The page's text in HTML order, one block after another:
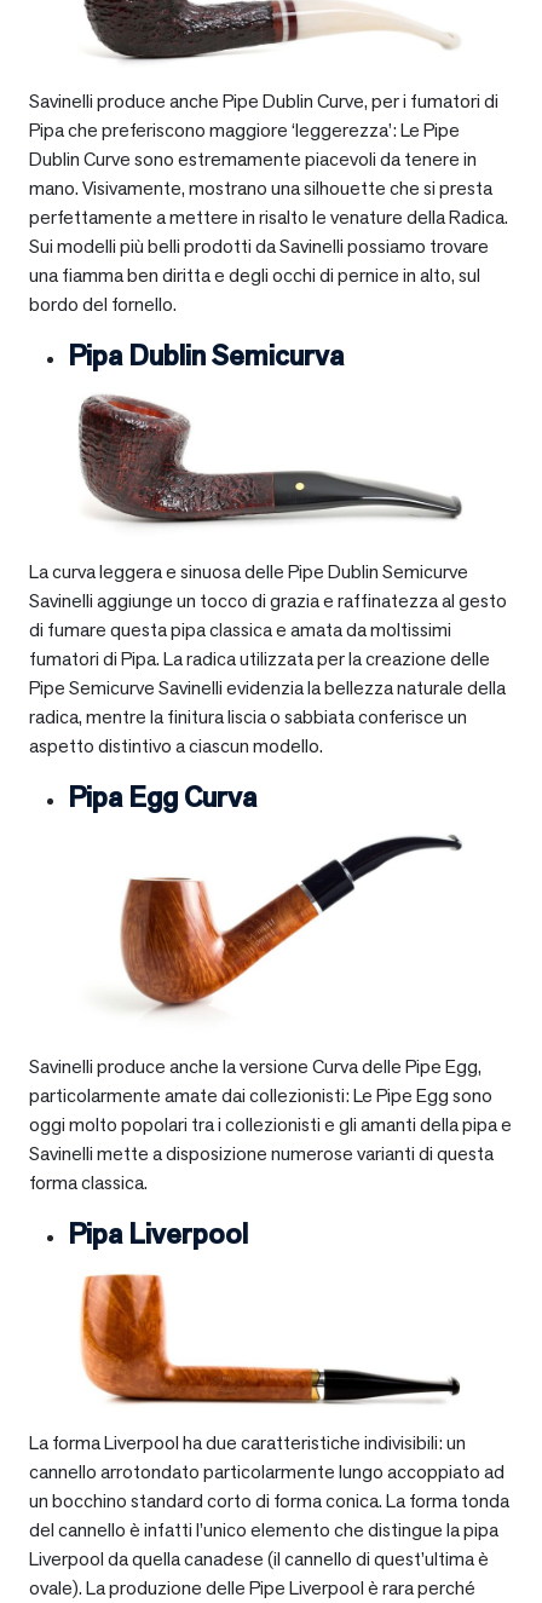
Savinelli produce anche Pipe Dublin Curve, per i fumatori di
Pipa che preferiscono maggiore ‘leggerezza’: Le Pipe
Dublin Curve sono estremamente piacevoli da tenere in
mano. Visivamente, mostrano una silhouette che si presta
perfettamente a mettere in risalto le venature della Radica.
Sui modelli più belli prodotti da Savinelli possiamo trovare
una fiamma ben diritta e degli occhi di pernice in alto, sul
bordo del fornello.
Pipa Dublin Semicurva
La curva leggera e sinuosa delle Pipe Dublin Semicurve
Savinelli aggiunge un tocco di grazia e raffinatezza al gesto
di fumare questa pipa classica e amata da moltissimi
fumatori di Pipa. La radica utilizzata per la creazione delle
Pipe Semicurve Savinelli evidenzia la bellezza naturale della
radica, mentre la finitura liscia o sabbiata conferisce un
aspetto distintivo a ciascun modello.
Pipa Egg Curva
Savinelli produce anche la versione Curva delle Pipe Egg,
particolarmente amate dai collezionisti: Le Pipe Egg sono
oggi molto popolari tra i collezionisti e gli amanti della pipa e
Savinelli mette a disposizione numerose varianti di questa
forma classica.
Pipa Liverpool
La forma Liverpool ha due caratteristiche indivisibili: un
cannello arrotondato particolarmente lungo accoppiato ad
un bocchino standard corto di forma conica. La forma tonda
del cannello è infatti l’unico elemento che distingue la pipa
Liverpool da quella canadese (il cannello di quest’ultima è
ovale). La produzione delle Pipe Liverpool è rara perché